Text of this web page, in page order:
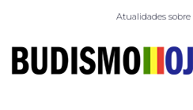
Atualidades